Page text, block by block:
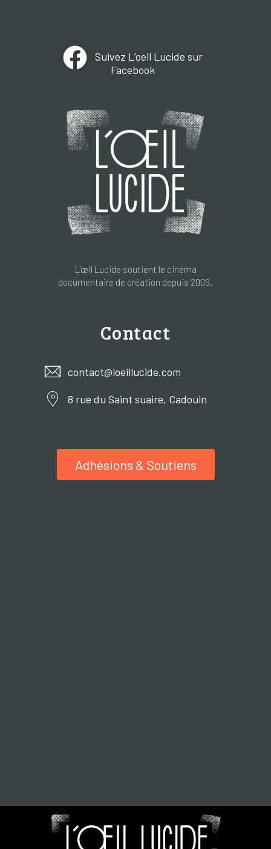
Suivez L’oeil Lucide sur
Facebook
L’œil Lucide soutient le cinéma
documentaire de création depuis 2009.
Contact
contact@loeillucide.com
8 rue du Saint suaire, Cadouin
Adhésions & Soutiens